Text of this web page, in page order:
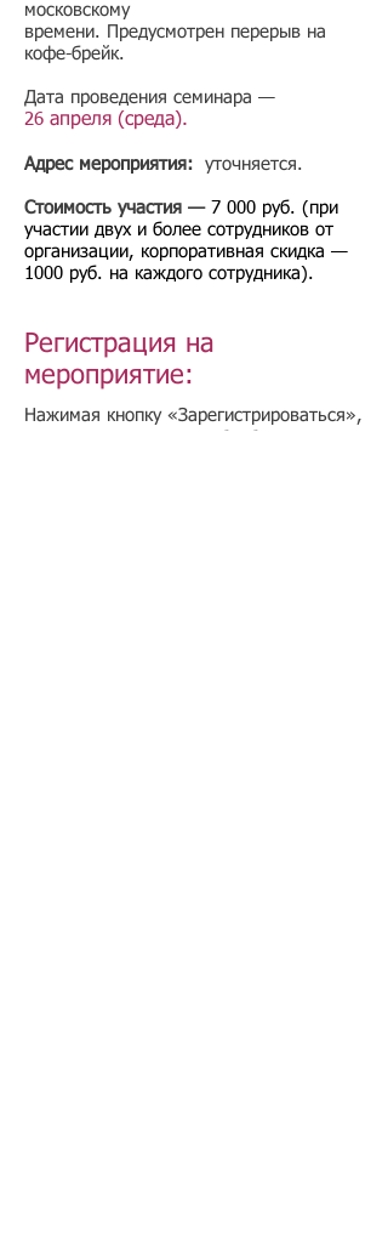
московскому
времени. Предусмотрен перерыв на
кофе-брейк.
Дата проведения семинара —
26 апреля (среда).
Адрес мероприятия: уточняется.
Стоимость участия — 7 000 руб. (при
участии двух и более сотрудников от
организации, корпоративная скидка —
1000 руб. на каждого сотрудника).
Регистрация на
мероприятие:
Нажимая кнопку «Зарегистрироваться»,